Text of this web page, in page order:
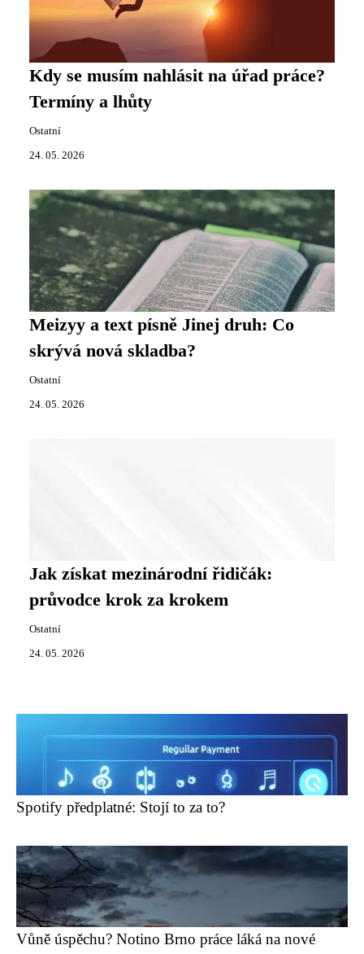
Kdy se musím nahlásit na úřad práce?
Termíny a lhůty
Ostatní
24. 05. 2026
Meizyy a text písně Jinej druh: Co
skrývá nová skladba?
Ostatní
24. 05. 2026
Jak získat mezinárodní řidičák:
průvodce krok za krokem
Ostatní
24. 05. 2026
Spotify předplatné: Stojí to za to?
Vůně úspěchu? Notino Brno práce láká na nové